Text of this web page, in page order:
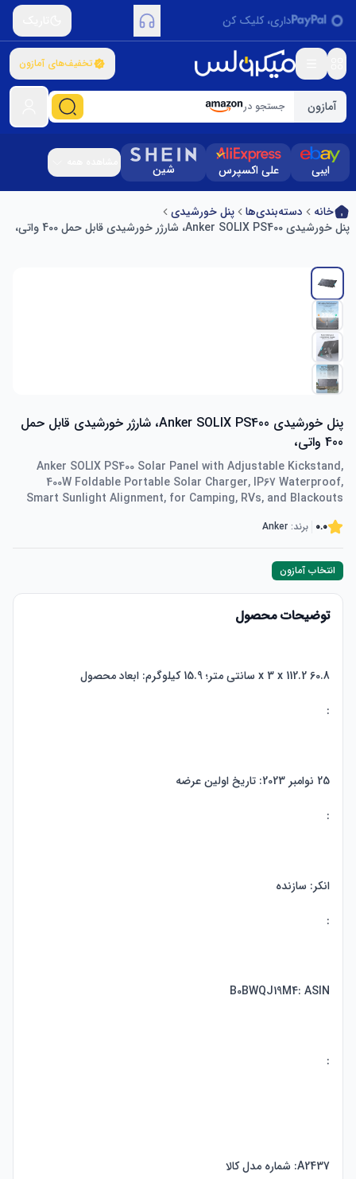
داری، کلیک کن
تخفیف‌های آمازون
آمازون جستجو در
ایبی علی اکسپرس شین
خانه دسته‌بندی‌ها
پنل خورشیدی
پنل خورشیدی Anker SOLIX PS400، شارژر خورشیدی قابل حمل 400 واتی،
پنل خورشیدی Anker SOLIX PS400، شارژر خورشیدی قابل حمل
400 واتی،
Anker SOLIX PS400 Solar Panel with Adjustable Kickstand,
400W Foldable Portable Solar Charger, IP67 Waterproof,
Smart Sunlight Alignment, for Camping, RVs, and Blackouts
0.0 برند: Anker
انتخاب آمازون
توضیحات محصول